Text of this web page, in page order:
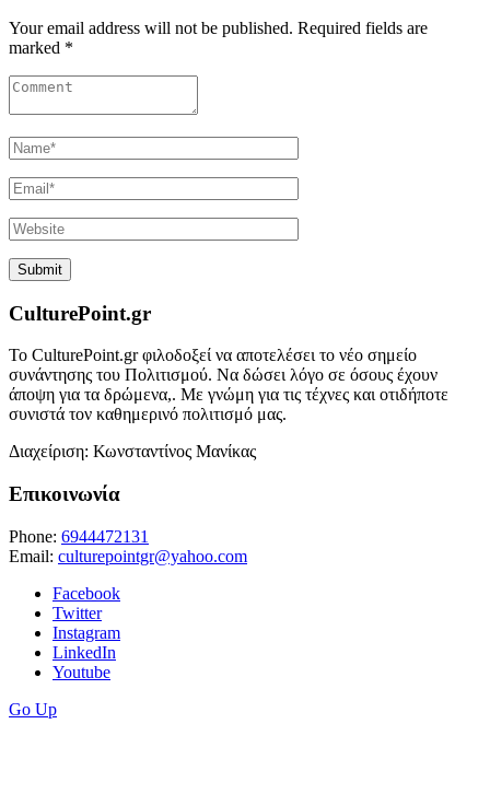
Your email address will not be published. Required fields are
marked *
CulturePoint.gr
Το CulturePoint.gr φιλοδοξεί να αποτελέσει το νέο σημείο
συνάντησης του Πολιτισμού. Να δώσει λόγο σε όσους έχουν
άποψη για τα δρώμενα,. Με γνώμη για τις τέχνες και οτιδήποτε
συνιστά τον καθημερινό πολιτισμό μας.
Διαχείριση: Κωνσταντίνος Μανίκας
Επικοινωνία
Phone: 6944472131
Email: culturepointgr@yahoo.com
Facebook
Twitter
Instagram
LinkedIn
Youtube
Go Up